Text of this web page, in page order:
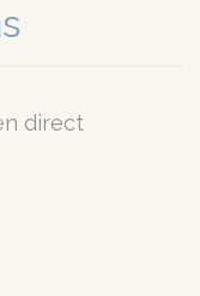
direct